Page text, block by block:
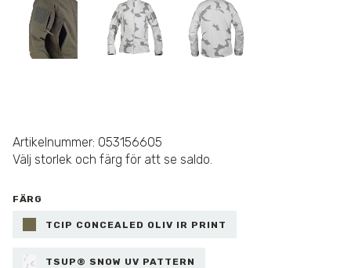
Artikelnummer: 053156605
Välj storlek och färg för att se saldo.
FÄRG
TCIP CONCEALED OLIV IR PRINT
TSUP® SNOW UV PATTERN